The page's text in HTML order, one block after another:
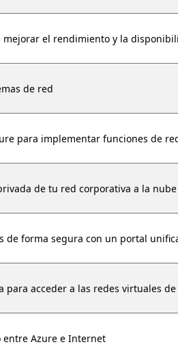
el rendimiento y la
de red
para implementar funciones de
de tu red corporativa a la nube
de forma segura con un portal
acceder a las redes virtuales de
entre Azure e Internet